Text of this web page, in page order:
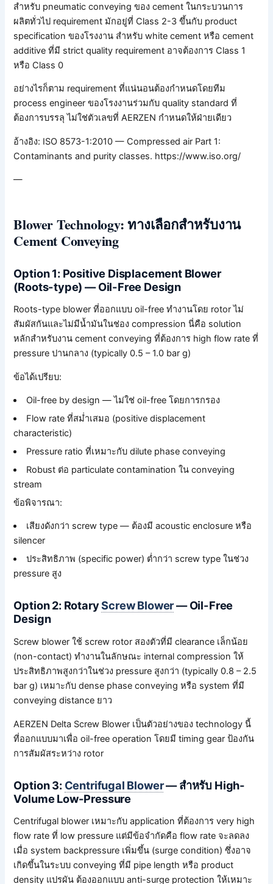
สำหรับ pneumatic conveying ของ cement ในกระบวนการ
ผลิตทั่วไป requirement มักอยู่ที่ Class 2-3 ขึ้นกับ product
specification ของโรงงาน สำหรับ white cement หรือ cement
additive ที่มี strict quality requirement อาจต้องการ Class 1
หรือ Class 0
อย่างไรก็ตาม requirement ที่แน่นอนต้องกำหนดโดยทีม
process engineer ของโรงงานร่วมกับ quality standard ที่
ต้องการบรรลุ ไม่ใช่ตัวเลขที่ AERZEN กำหนดให้ฝ่ายเดียว
อ้างอิง: ISO 8573-1:2010 — Compressed air Part 1:
Contaminants and purity classes. https://www.iso.org/
—
Blower Technology: ทางเลือกสำหรับงาน
Cement Conveying
Option 1: Positive Displacement Blower
(Roots-type) — Oil-Free Design
Roots-type blower ที่ออกแบบ oil-free ทำงานโดย rotor ไม่
สัมผัสกันและไม่มีน้ำมันในช่อง compression นี่คือ solution
หลักสำหรับงาน cement conveying ที่ต้องการ high flow rate ที่
pressure ปานกลาง (typically 0.5 – 1.0 bar g)
ข้อได้เปรียบ:
Oil-free by design — ไม่ใช่ oil-free โดยการกรอง
Flow rate ที่สม่ำเสมอ (positive displacement
characteristic)
Pressure ratio ที่เหมาะกับ dilute phase conveying
Robust ต่อ particulate contamination ใน conveying
stream
ข้อพิจารณา:
เสียงดังกว่า screw type — ต้องมี acoustic enclosure หรือ
silencer
ประสิทธิภาพ (specific power) ต่ำกว่า screw type ในช่วง
pressure สูง
Option 2: RotaryScrew Blower— Oil-Free
Design
Screw blower ใช้ screw rotor สองตัวที่มี clearance เล็กน้อย
(non-contact) ทำงานในลักษณะ internal compression ให้
ประสิทธิภาพสูงกว่าในช่วง pressure สูงกว่า (typically 0.8 – 2.5
bar g) เหมาะกับ dense phase conveying หรือ system ที่มี
conveying distance ยาว
AERZEN Delta Screw Blower เป็นตัวอย่างของ technology นี้
ที่ออกแบบมาเพื่อ oil-free operation โดยมี timing gear ป้องกัน
การสัมผัสระหว่าง rotor
Option 3: Centrifugal Blower— สำหรับ High-
Volume Low-Pressure
Centrifugal blower เหมาะกับ application ที่ต้องการ very high
flow rate ที่ low pressure แต่มีข้อจำกัดคือ flow rate จะลดลง
เมื่อ system backpressure เพิ่มขึ้น (surge condition) ซึ่งอาจ
เกิดขึ้นในระบบ conveying ที่มี pipe length หรือ product
density แปรผัน ต้องออกแบบ anti-surge protection ให้เหมาะ